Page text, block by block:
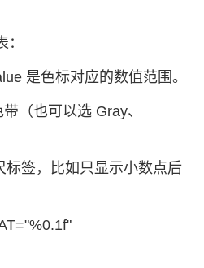
是色标对应的数值范围。
（也可以选 Gray、
标签，比如只显示小数点后